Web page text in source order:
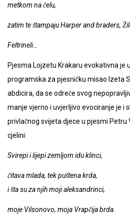
metkom na čelu,
zatim te štampaju Harper and braders,
Feltrineli…
Pjesma Lojzetu Krakaru evokativna je
programska za pjesničku misao Izeta
abdicira, da se odreče svog
manje vjerno i uvjerljivo evociranje je i
privlačnog svijeta djece u pjesmi Petru
cjelini:
Svirepi i lijepi zemljom idu klinci,
čitava mlada, tek puštena krda,
i šta su za njih moji aleksandrinci,
moje Vilsonovo, moja Vrapčija brda.